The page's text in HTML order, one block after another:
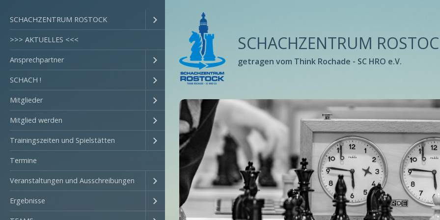
SCHACHZENTRUM ROSTOCK
>>> AKTUELLES <<<
Ansprechpartner
SCHACH !
Mitglieder
Mitglied werden
Trainingszeiten und Spielstätten
Termine
Veranstaltungen und Ausschreibungen
Ergebnisse
SCHACHZENTRUM
getragen vom Think Rochade - SC HRO e.V.